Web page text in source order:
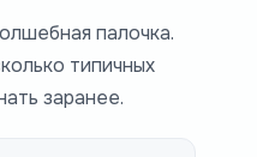
палочка.
типичных
заранее.